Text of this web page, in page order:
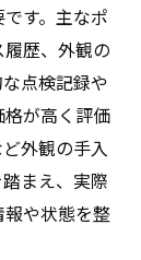
す。主なポ
歴、外観の
点検記録や
が高く評価
外観の手入
まえ、実際
や状態を整